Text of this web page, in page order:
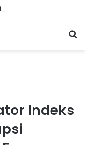
Indeks